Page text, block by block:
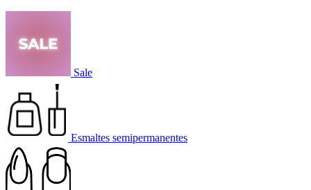
Sale
Esmaltes semipermanentes